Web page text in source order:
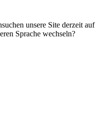
unsere Site derzeit auf
Sprache wechseln?